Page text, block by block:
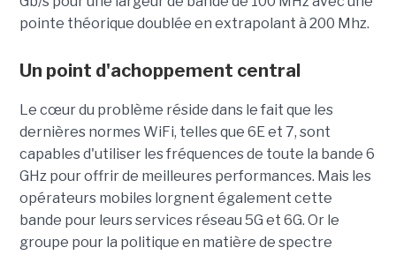
pointe théorique doublée en extrapolant à 200 Mhz.
Un point d'achoppement central
Le cœur du problème réside dans le fait que les
dernières normes WiFi, telles que 6E et 7, sont
capables d'utiliser les fréquences de toute la bande 6
GHz pour offrir de meilleures performances. Mais les
opérateurs mobiles lorgnent également cette
bande pour leurs services réseau 5G et 6G. Or le
groupe pour la politique en matière de spectre